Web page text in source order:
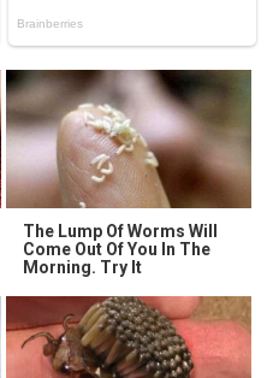
The Lump Of Worms Will
Come Out Of You In The
Morning. Try It